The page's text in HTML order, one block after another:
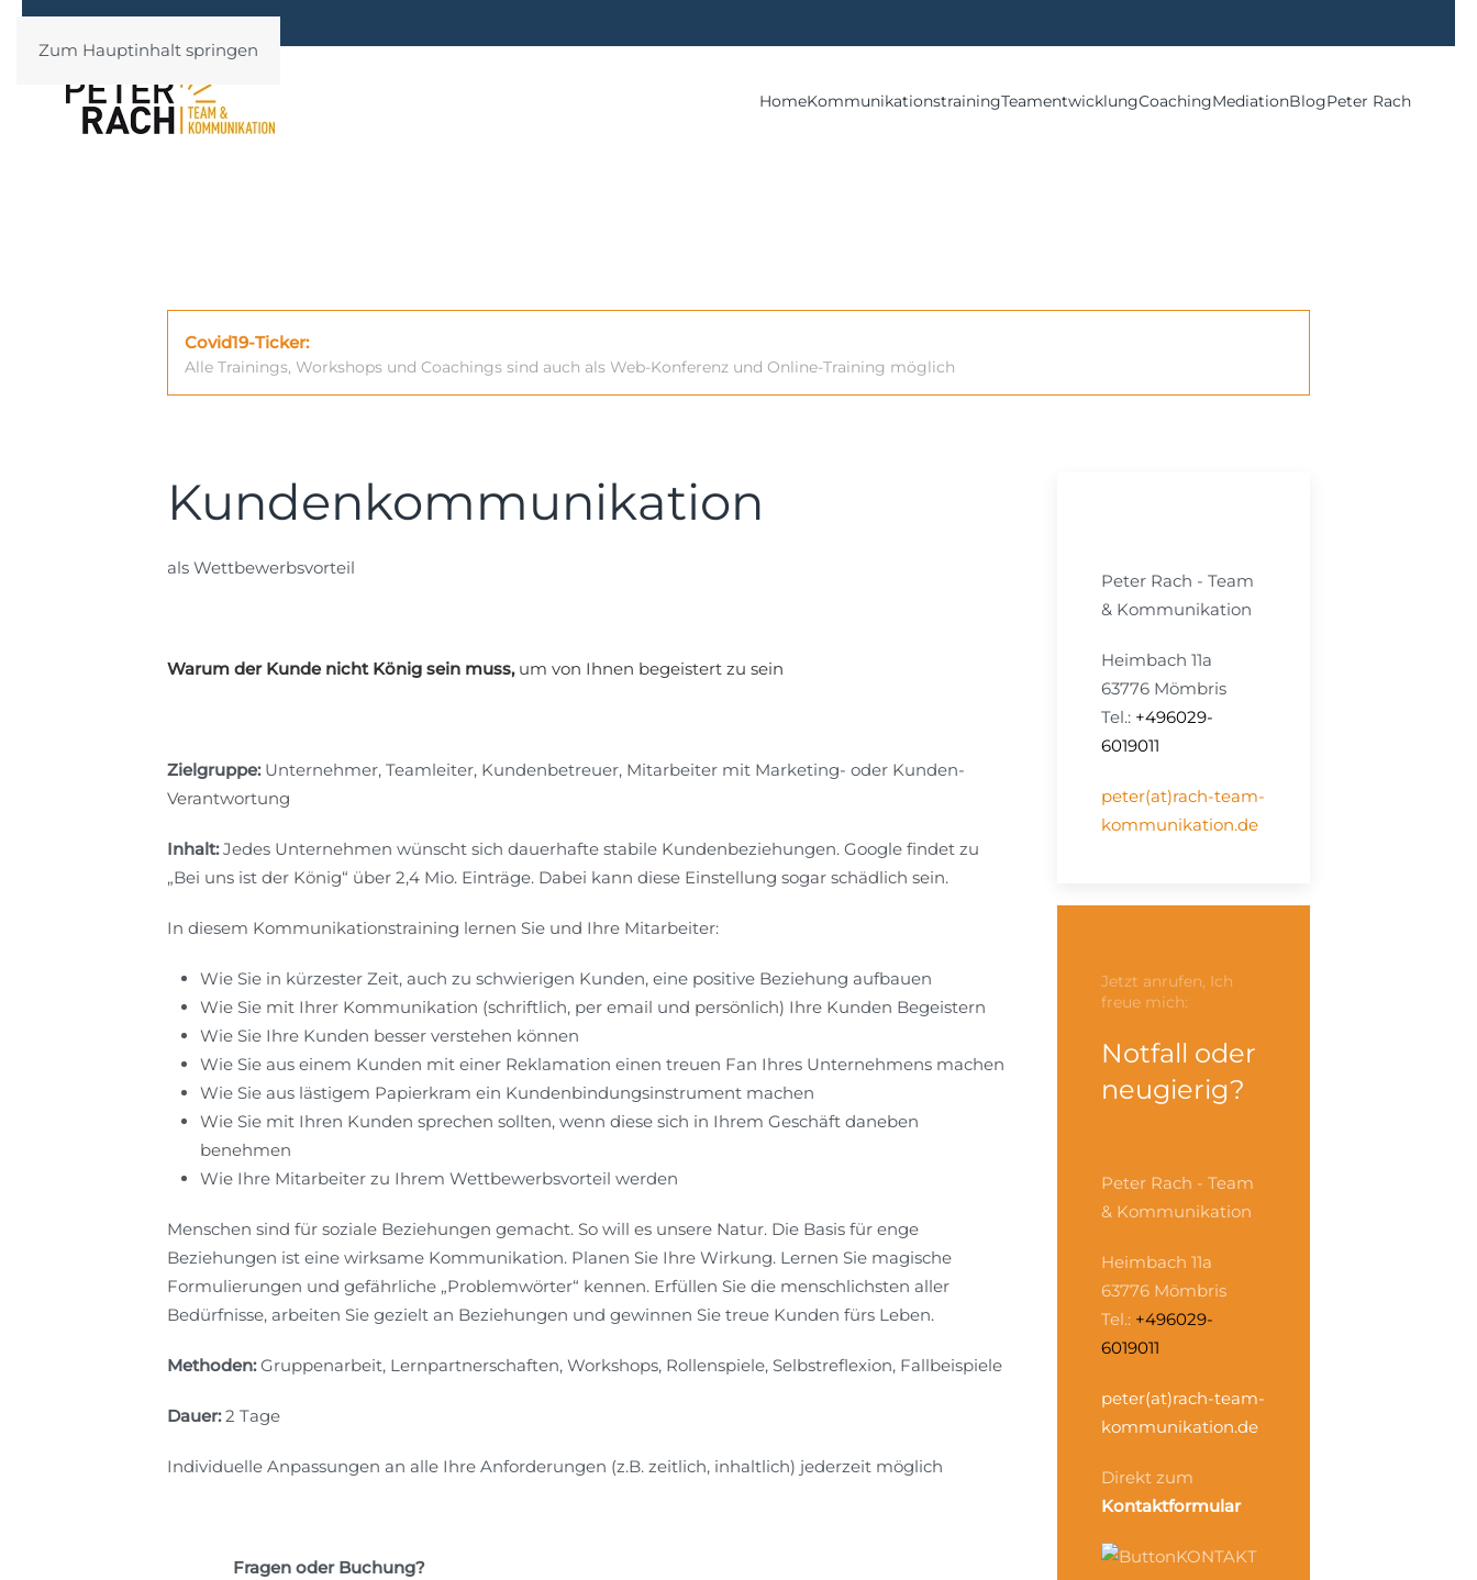
Zum Hauptinhalt springen
HomeKommunikationstrainingTeamentwicklungCoachingMediationBlogPeter Rach
Covid19-Ticker:
Alle Trainings, Workshops und Coachings sind auch als Web-Konferenz und Online-Training möglich
Kundenkommunikation
als Wettbewerbsvorteil
Warum der Kunde nicht König sein muss, um von Ihnen begeistert zu sein
Zielgruppe:Unternehmer, Teamleiter, Kundenbetreuer, Mitarbeiter mit Marketing- oder Kunden-
Verantwortung
Inhalt:Jedes Unternehmen wünscht sich dauerhafte stabile Kundenbeziehungen. Google findet zu
„Bei uns ist der König“ über 2,4 Mio. Einträge. Dabei kann diese Einstellung sogar schädlich sein.
In diesem Kommunikationstraining lernen Sie und Ihre Mitarbeiter:
Wie Sie in kürzester Zeit, auch zu schwierigen Kunden, eine positive Beziehung aufbauen
Wie Sie mit Ihrer Kommunikation (schriftlich, per email und persönlich) Ihre Kunden Begeistern
Wie Sie Ihre Kunden besser verstehen können
Wie Sie aus einem Kunden mit einer Reklamation einen treuen Fan Ihres Unternehmens machen
Wie Sie aus lästigem Papierkram ein Kundenbindungsinstrument machen
Wie Sie mit Ihren Kunden sprechen sollten, wenn diese sich in Ihrem Geschäft daneben
benehmen
Wie Ihre Mitarbeiter zu Ihrem Wettbewerbsvorteil werden
Menschen sind für soziale Beziehungen gemacht. So will es unsere Natur. Die Basis für enge
Beziehungen ist eine wirksame Kommunikation. Planen Sie Ihre Wirkung. Lernen Sie magische
Formulierungen und gefährliche „Problemwörter“ kennen. Erfüllen Sie die menschlichsten aller
Bedürfnisse, arbeiten Sie gezielt an Beziehungen und gewinnen Sie treue Kunden fürs Leben.
Methoden:Gruppenarbeit, Lernpartnerschaften, Workshops, Rollenspiele, Selbstreflexion, Fallbeispiele
Dauer:2 Tage
Individuelle Anpassungen an alle Ihre Anforderungen (z.B. zeitlich, inhaltlich) jederzeit möglich
Fragen oder Buchung?
Peter Rach - Team
& Kommunikation
Heimbach 11a
63776 Mömbris
Tel.: +496029-
6019011
peter(at)rach-team-
kommunikation.de
Jetzt anrufen, Ich
freue mich:
Notfall oder
neugierig?
Peter Rach - Team
& Kommunikation
Heimbach 11a
63776 Mömbris
Tel.: +496029-
6019011
peter(at)rach-team-
kommunikation.de
Direkt zum
Kontaktformular